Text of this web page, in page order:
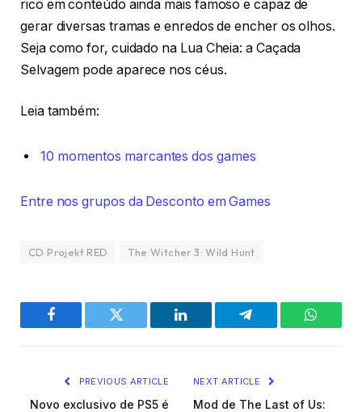
rico em conteúdo ainda mais famoso e capaz de
gerar diversas tramas e enredos de encher os olhos.
Seja como for, cuidado na Lua Cheia: a Caçada
Selvagem pode aparece nos céus.
Leia também:
10 momentos marcantes dos games
Entre nos grupos da Desconto em Games
CD Projekt RED The Witcher 3: Wild Hunt
Facebook Twitter LinkedIn Telegram
PREVIOUS ARTICLE
Novo exclusivo de PS5 é
NEXT ARTICLE
Mod de The Last of Us: